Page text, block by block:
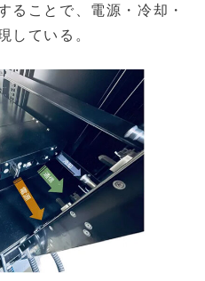
ることで、電源・冷却・
している。